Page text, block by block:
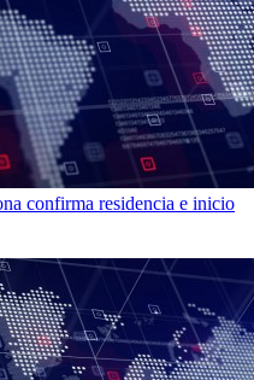
confirma residencia e inicio